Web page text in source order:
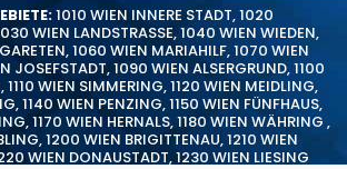
1010 WIEN INNERE STADT,1020
WIEN LANDSTRASSE,1040 WIEN WIEDEN,
,1060 WIEN MARIAHILF,1070 WIEN
JOSEFSTADT,1090 WIEN ALSERGRUND,1100
,1110 WIEN SIMMERING,1120 WIEN MEIDLING,
,1140 WIEN PENZING,1150 WIEN FÜNFHAUS,
,1170 WIEN HERNALS,1180 WIEN WÄHRING ,
,1200 WIEN BRIGITTENAU,1210 WIEN
WIEN DONAUSTADT,1230 WIEN LIESING